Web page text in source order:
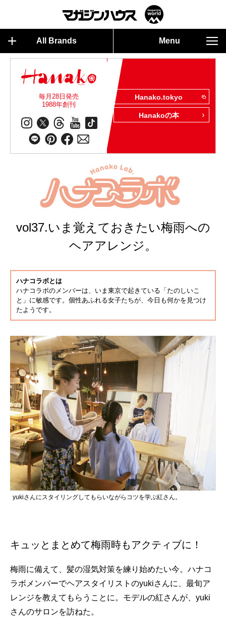
All Brands Menu
毎月28日発売
1988年創刊
Hanako.tokyo
Hanakoの本
vol37.いま覚えておきたい梅雨への
ヘアアレンジ。
ハナコラボとは
ハナコラボのメンバーは、いま東京で起きている「たのしいこ
と」に敏感です。個性あふれる女子たちが、今日も何かを見つけ
たようです。
yukiさんにスタイリングしてもらいながらコツを学ぶ紅さん。
キュッとまとめて梅雨時もアクティブに！
梅雨に備えて、髪の湿気対策を練り始めたい今。ハナコ
ラボメンバーでヘアスタイリストのyukiさんに、最旬ア
レンジを教えてもらうことに。モデルの紅さんが、yuki
さんのサロンを訪ねた。